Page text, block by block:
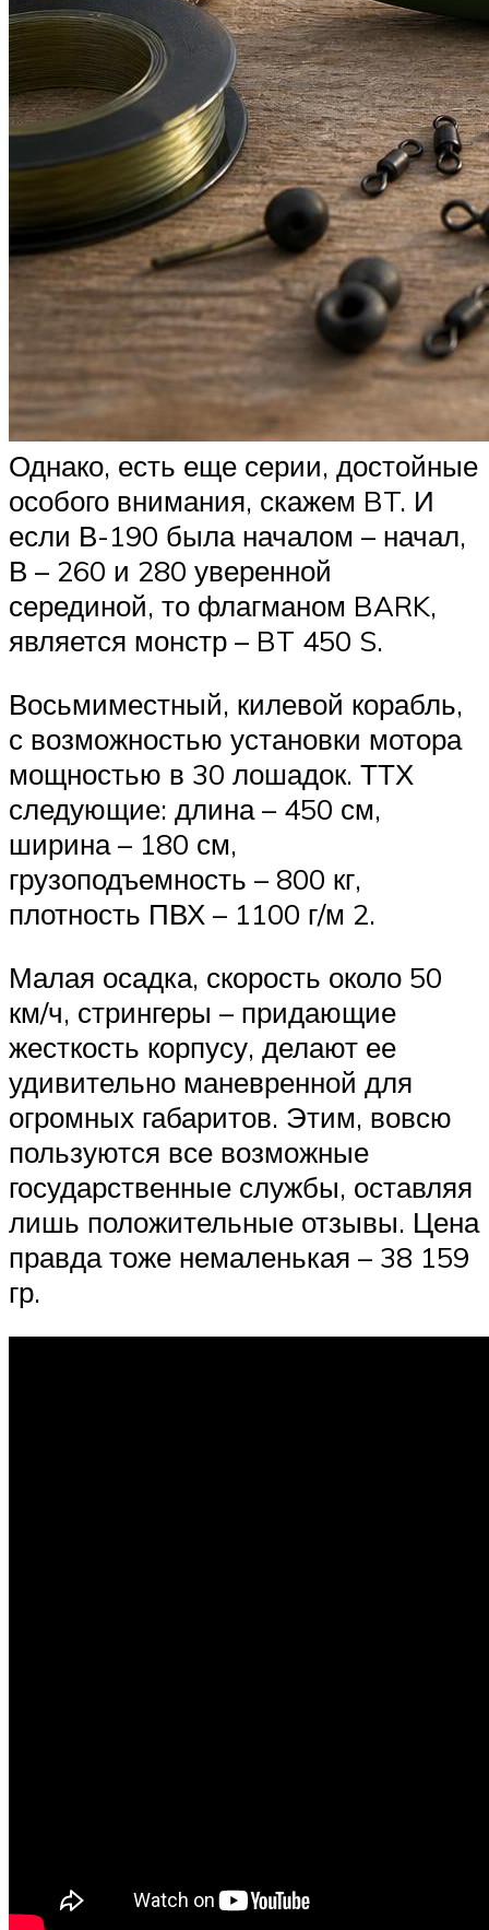
Однако, есть еще серии, достойные
особого внимания, скажем BT. И
если В-190 была началом – начал,
В – 260 и 280 уверенной
серединой, то флагманом BARK,
является монстр – BT 450 S.
Восьмиместный, килевой корабль,
с возможностью установки мотора
мощностью в 30 лошадок. ТТХ
следующие: длина – 450 см,
ширина – 180 см,
грузоподъемность – 800 кг,
плотность ПВХ – 1100 г/м 2.
Малая осадка, скорость около 50
км/ч, стрингеры – придающие
жесткость корпусу, делают ее
удивительно маневренной для
огромных габаритов. Этим, вовсю
пользуются все возможные
государственные службы, оставляя
лишь положительные отзывы. Цена
правда тоже немаленькая – 38 159
гр.